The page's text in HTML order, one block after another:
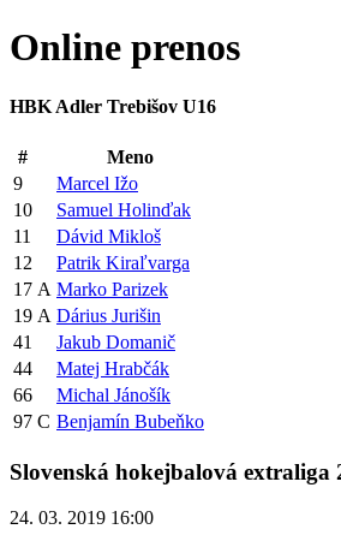
Online prenos
HBK Adler Trebišov U16
#
Meno
9
Marcel Ižo
10
Samuel Holinďak
11
Dávid Mikloš
12
Patrik Kiraľvarga
17 A Marko Parizek
19 A Dárius Jurišin
41
Jakub Domanič
44
Matej Hrabčák
66
Michal Jánošík
97 C Benjamín Bubeňko
Slovenská hokejbalová extraliga
24. 03. 2019 16:00